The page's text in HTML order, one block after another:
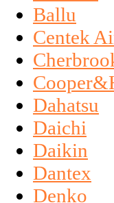
Ballu
Centek
Dahatsu
Daichi
Daikin
Dantex
Denko